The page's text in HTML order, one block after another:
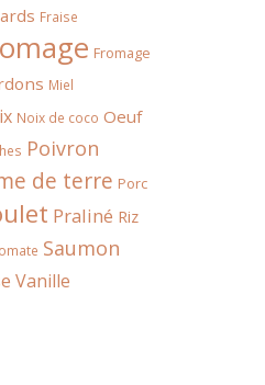
Fraise
Fromage
Miel
Noix de coco Oeuf
Poivron
de terre Porc
Praliné Riz
Saumon
Vanille